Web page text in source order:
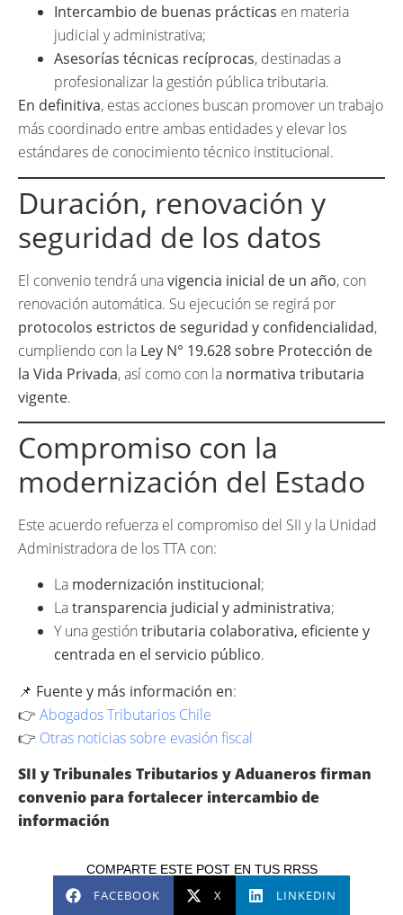
Intercambio de buenas prácticas en materia
judicial y administrativa;
Asesorías técnicas recíprocas, destinadas a
profesionalizar la gestión pública tributaria.
En definitiva, estas acciones buscan promover un trabajo
más coordinado entre ambas entidades y elevar los
estándares de conocimiento técnico institucional.
Duración, renovación y
seguridad de los datos
El convenio tendrá unavigencia inicial de un año, con
renovación automática. Su ejecución se regirá por
protocolos estrictos de seguridad y confidencialidad,
cumpliendo con la Ley N° 19.628 sobre Protección de
la Vida Privada, así como con la normativa tributaria
vigente.
Compromiso con la
modernización del Estado
Este acuerdo refuerza el compromiso del SII y la Unidad
Administradora de los TTA con:
La modernización institucional;
Latransparencia judicial y administrativa;
Y una gestión tributaria colaborativa, eficiente y
centrada en el servicio público.
📌 Fuente y más información en:
👉 Abogados Tributarios Chile
👉 Otras noticias sobre evasión fiscal
SII y Tribunales Tributarios y Aduaneros firman
convenio para fortalecer intercambio de
información
COMPARTE ESTE POST EN TUS RRSS
FACEBOOK X LINKEDIN